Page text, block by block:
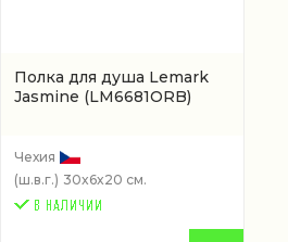
Полкa для душа Lemark
Jasmine (LM6681ORB)
Чехия
(ш.в.г.) 30x6x20 см.